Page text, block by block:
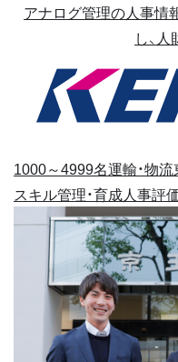
アナログ管理の人事情
し、
1000～4999名運輸・物流
スキル管理・育成人事評